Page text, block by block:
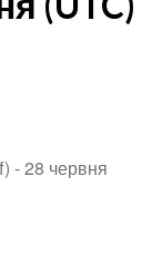
-28 червня